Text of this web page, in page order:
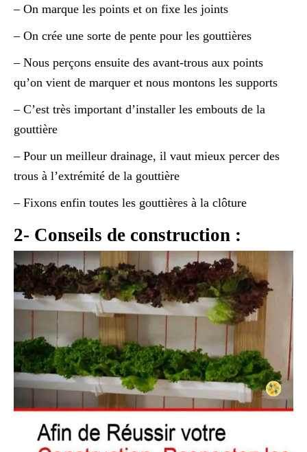
– On marque les points et on fixe les joints
– On crée une sorte de pente pour les gouttières
– Nous perçons ensuite des avant-trous aux points
qu’on vient de marquer et nous montons les supports
– C’est très important d’installer les embouts de la
gouttière
– Pour un meilleur drainage, il vaut mieux percer des
trous à l’extrémité de la gouttière
– Fixons enfin toutes les gouttières à la clôture
2- Conseils de construction :